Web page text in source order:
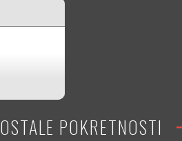
OSTALE POKRETNOSTI